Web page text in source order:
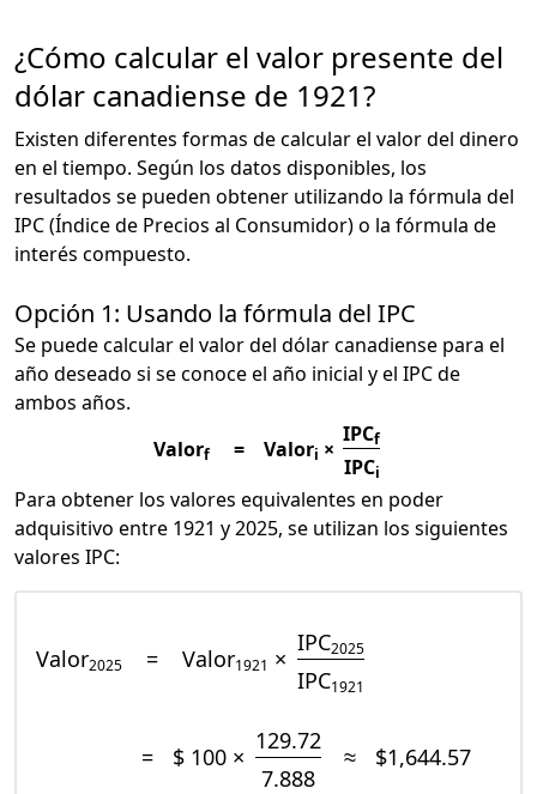
¿Cómo calcular el valor presente del
dólar canadiense de 1921?
Existen diferentes formas de calcular el valor del dinero
en el tiempo. Según los datos disponibles, los
resultados se pueden obtener utilizando la fórmula del
IPC (Índice de Precios al Consumidor) o la fórmula de
interés compuesto.
Opción 1: Usando la fórmula del IPC
Se puede calcular el valor del dólar canadiense para el
año deseado si se conoce el año inicial y el IPC de
ambos años.
Valorf = Valori ×
IPCf
IPCi
Para obtener los valores equivalentes en poder
adquisitivo entre 1921 y 2025, se utilizan los siguientes
valores IPC:
Valor2025 = Valor1921 ×
IPC2025
IPC1921
= $ 100 ×
129.72
7.888
≈ $1,644.57